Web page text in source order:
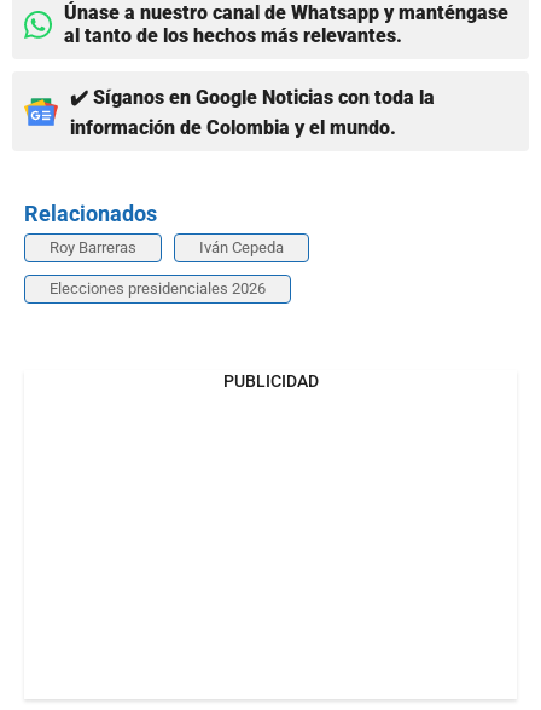
Únase a nuestro canal de Whatsapp y manténgase
al tanto de los hechos más relevantes.
✔️ Síganos en Google Noticias con toda la
información de Colombia y el mundo.
Relacionados
Roy Barreras Iván Cepeda
Elecciones presidenciales 2026
PUBLICIDAD